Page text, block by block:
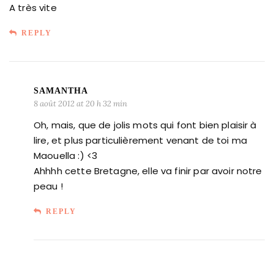
A très vite
REPLY
SAMANTHA
8 août 2012 at 20 h 32 min
Oh, mais, que de jolis mots qui font bien plaisir à
lire, et plus particulièrement venant de toi ma
Maouella :) <3
Ahhhh cette Bretagne, elle va finir par avoir notre
peau !
REPLY